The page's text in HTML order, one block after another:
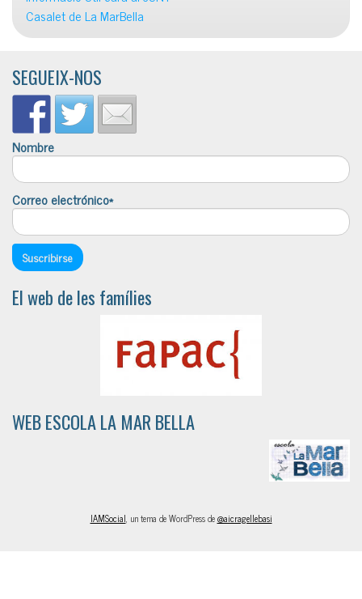
Casalet de La MarBella
SEGUEIX-NOS
Nombre
Correo electrónico*
El web de les famílies
WEB ESCOLA LA MAR BELLA
IAMSocial, un tema de WordPress de@aicragellebasi